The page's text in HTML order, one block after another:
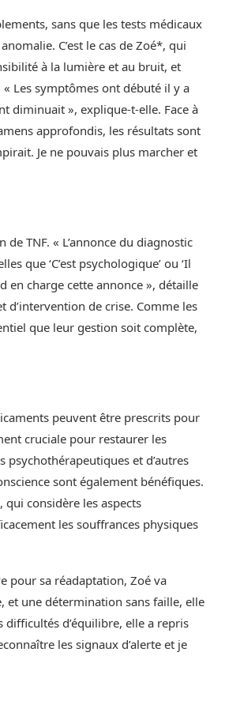
sans que les tests médicaux
C’est le cas de Zoé*, qui
à la lumière et au bruit, et
« Les symptômes ont débuté il y a
diminuait », explique-t-elle. Face à
approfondis, les résultats sont
Je ne pouvais plus marcher et
TNF. « L’annonce du diagnostic
que ‘C’est psychologique’ ou ‘Il
en charge cette annonce », détaille
d’intervention de crise. Comme les
que leur gestion soit complète,
peuvent être prescrits pour
cruciale pour restaurer les
et d’autres
sont également bénéfiques.
considère les aspects
les souffrances physiques
pour sa réadaptation, Zoé va
et une détermination sans faille, elle
d’équilibre, elle a repris
les signaux d’alerte et je